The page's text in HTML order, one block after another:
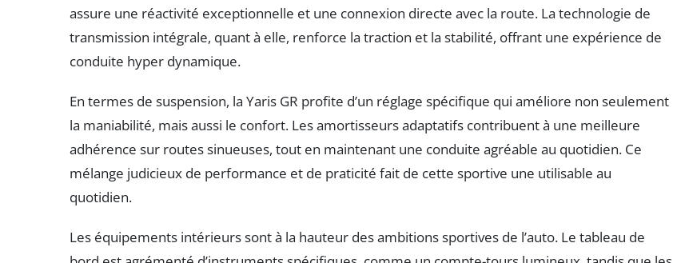
assure une réactivité exceptionnelle et une connexion directe avec la route. La technologie de
transmission intégrale, quant à elle, renforce la traction et la stabilité, offrant une expérience de
conduite hyper dynamique.
En termes de suspension, la Yaris GR profite d’un réglage spécifique qui améliore non seulement
la maniabilité, mais aussi le confort. Les amortisseurs adaptatifs contribuent à une meilleure
adhérence sur routes sinueuses, tout en maintenant une conduite agréable au quotidien. Ce
mélange judicieux de performance et de praticité fait de cette sportive une utilisable au
quotidien.
Les équipements intérieurs sont à la hauteur des ambitions sportives de l’auto. Le tableau de